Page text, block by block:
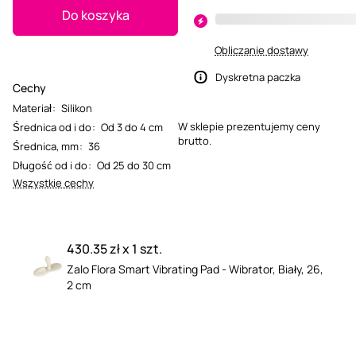
Do koszyka
Cechy
Materiał: Silikon
Średnica od i do: Od 3 do 4 cm
Średnica, mm: 36
Długość od i do: Od 25 do 30 cm
Wszystkie cechy
Obliczanie dostawy
Dyskretna paczka
W sklepie prezentujemy ceny
brutto.
430.35 zł x 1 szt.
Zalo Flora Smart Vibrating Pad - Wibrator, Biały, 26,
2 cm